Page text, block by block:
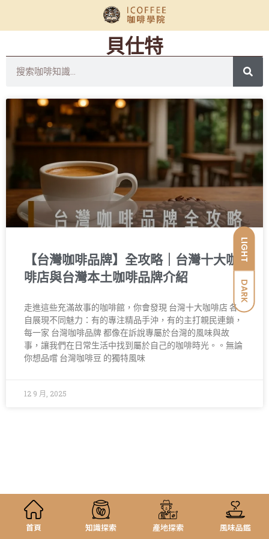
LIGHT
DARK
貝仕特
【台灣咖啡品牌】全攻略｜台灣十大咖
啡店與台灣本土咖啡品牌介紹
走進這些充滿故事的咖啡館，你會發現 台灣十大咖啡店 各
自展現不同魅力：有的專注精品手沖，有的主打親民連鎖，
每一家 台灣咖啡品牌 都像在訴說專屬於台灣的風味與故
事，讓我們在日常生活中找到屬於自己的咖啡時光。。無論
你想品嚐 台灣咖啡豆 的獨特風味
12 9 月, 2025
首頁 知識探索 產地探索 風味品鑑